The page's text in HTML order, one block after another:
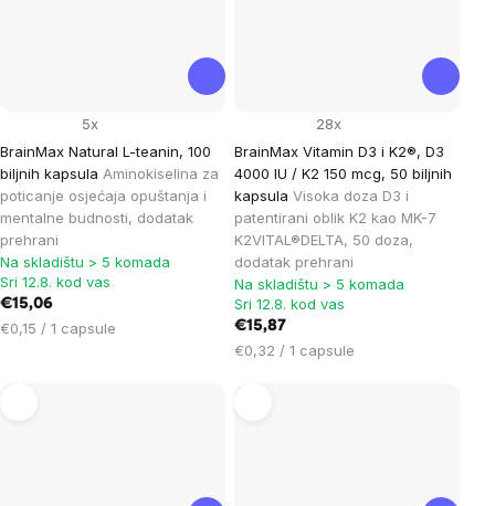
BrainMax Natural L-teanin, 100
biljnih kapsula Aminokiselina za
poticanje osjećaja opuštanja i
mentalne budnosti, dodatak
prehrani
5x
Na skladištu > 5 komada
Sri 12.8. kod vas
€15,06
Cijena
€0,15 / 1 capsule
BrainMax Vitamin D3 i K2®, D3
4000 IU / K2 150 mcg, 50 biljnih
kapsula Visoka doza D3 i
patentirani oblik K2 kao MK-7
K2VITAL®DELTA, 50 doza,
dodatak prehrani
28x
Na skladištu > 5 komada
Sri 12.8. kod vas
€15,87
Cijena
€0,32 / 1 capsule